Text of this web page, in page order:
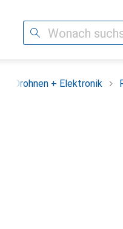
Suche
Drohnen + Elektronik